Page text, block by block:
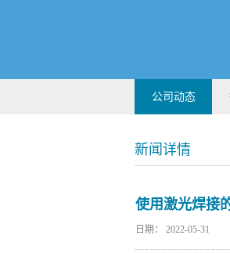
公司动态
新闻详情
使用激光焊接
日期： 2022-05-31